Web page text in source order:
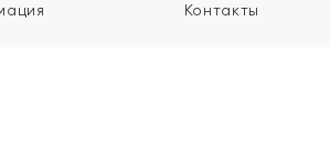
Контакты